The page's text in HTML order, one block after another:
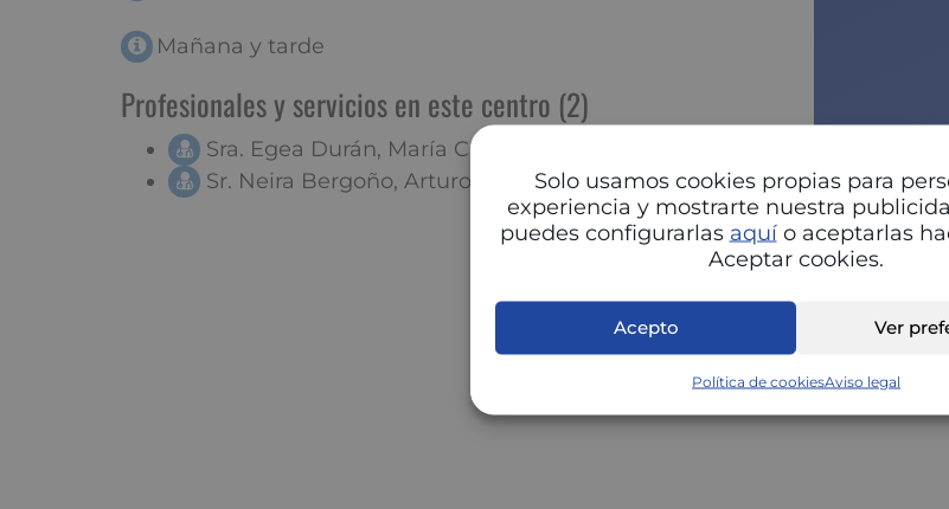
Solo usamos cookies propias para
experiencia y mostrarte nuestra
puedes configurarlas aquío aceptarlas
Aceptar cookies.
Acepto Ver
Política de cookiesAviso legal
Mañana y tarde
Profesionales y servicios en este centro (2)
Sra. Egea Durán, María Carmen
Sr. Neira Bergoño, Arturo